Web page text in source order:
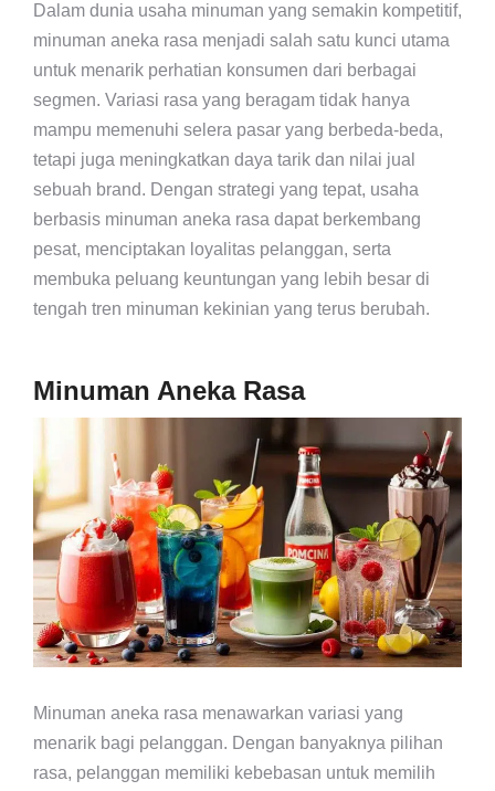
Dalam dunia usaha minuman yang semakin kompetitif,
minuman aneka rasa menjadi salah satu kunci utama
untuk menarik perhatian konsumen dari berbagai
segmen. Variasi rasa yang beragam tidak hanya
mampu memenuhi selera pasar yang berbeda-beda,
tetapi juga meningkatkan daya tarik dan nilai jual
sebuah brand. Dengan strategi yang tepat, usaha
berbasis minuman aneka rasa dapat berkembang
pesat, menciptakan loyalitas pelanggan, serta
membuka peluang keuntungan yang lebih besar di
tengah tren minuman kekinian yang terus berubah.
Minuman Aneka Rasa
Minuman aneka rasa menawarkan variasi yang
menarik bagi pelanggan. Dengan banyaknya pilihan
rasa, pelanggan memiliki kebebasan untuk memilih